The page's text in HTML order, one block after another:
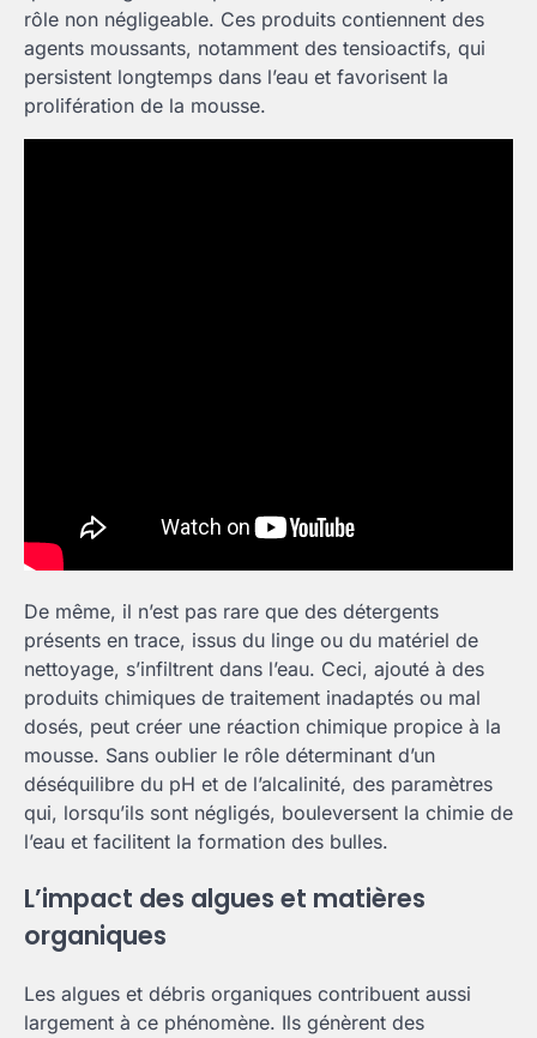
rôle non négligeable. Ces produits contiennent des
agents moussants, notamment des tensioactifs, qui
persistent longtemps dans l’eau et favorisent la
prolifération de la mousse.
De même, il n’est pas rare que des détergents
présents en trace, issus du linge ou du matériel de
nettoyage, s’infiltrent dans l’eau. Ceci, ajouté à des
produits chimiques de traitement inadaptés ou mal
dosés, peut créer une réaction chimique propice à la
mousse. Sans oublier le rôle déterminant d’un
déséquilibre du pH et de l’alcalinité, des paramètres
qui, lorsqu’ils sont négligés, bouleversent la chimie de
l’eau et facilitent la formation des bulles.
L’impact des algues et matières
organiques
Les algues et débris organiques contribuent aussi
largement à ce phénomène. Ils génèrent des